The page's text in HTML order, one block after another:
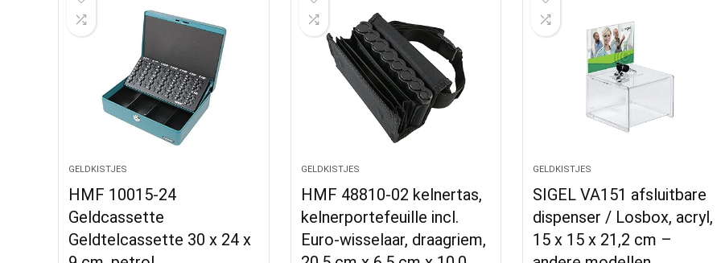
GELDKISTJES
HMF 10015-24
Geldcassette
Geldtelcassette 30 x 24 x
GELDKISTJES
HMF 48810-02 kelnertas,
kelnerportefeuille incl.
Euro-wisselaar, draagriem,
GELDKISTJES
SIGEL VA151 afsluitbare
dispenser / Losbox, acryl,
15 x 15 x 21,2 cm –